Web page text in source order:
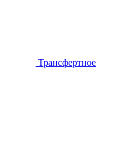
Трансфертное